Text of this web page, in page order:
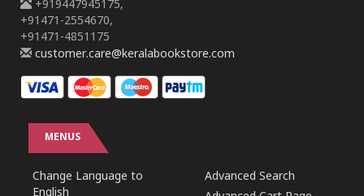
+919447945175,
+91471-2554670,
+91471-4851175
customer.care@keralabookstore.com
MENUS
Change Language to
English
Advanced Search